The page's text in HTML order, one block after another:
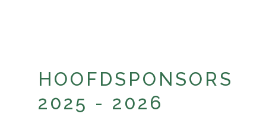
HOOFDSPONSORS
2025 - 2026